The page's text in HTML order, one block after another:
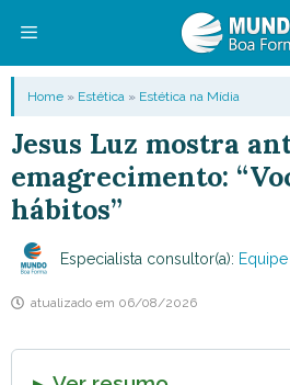
conteúdo
Menu
Home » Estética » Estética na Mídia
Jesus Luz mostra
emagrecimento:
hábitos”
Especialista consultor(a):
atualizado em 06/08/2026